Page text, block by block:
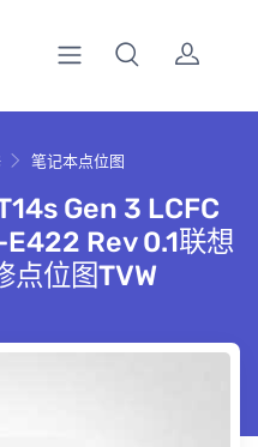
笔记本点位图
Gen 3 LCFC
Rev 0.1联想
点位图TVW